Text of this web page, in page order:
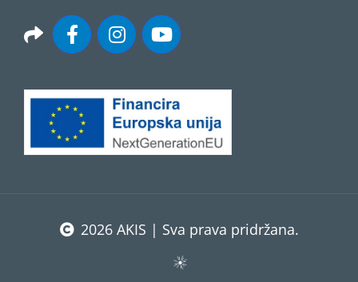
2026 AKIS | Sva prava pridržana.